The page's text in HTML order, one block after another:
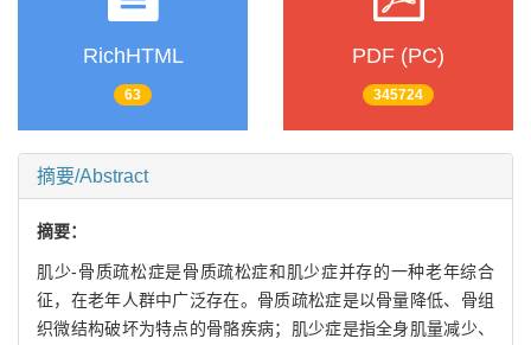
RichHTML
63
PDF (PC)
345724
摘要/Abstract
摘要：
肌少-骨质疏松症是骨质疏松症和肌少症并存的一种老年综合
征，在老年人群中广泛存在。骨质疏松症是以骨量降低、骨组
织微结构破坏为特点的骨骼疾病；肌少症是指全身肌量减少、